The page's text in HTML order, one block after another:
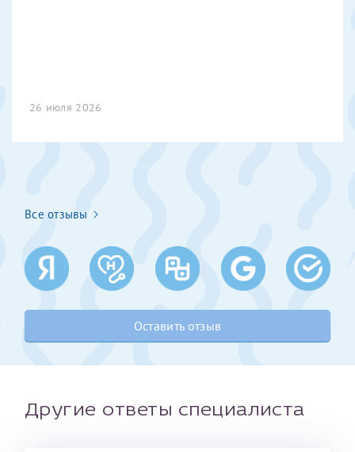
26 июля 2026
Все отзывы
Оставить отзыв
Другие ответы специалиста
налогоплательщика* (основной разворот с фотографией,